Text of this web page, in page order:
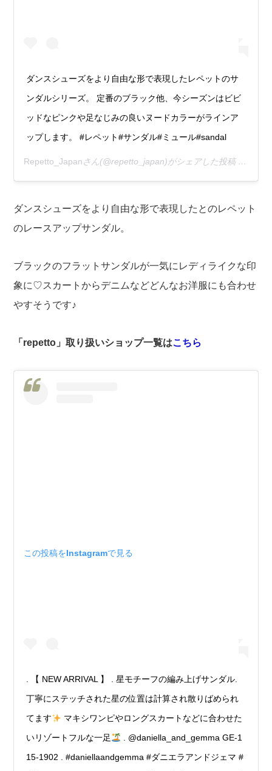
ダンスシューズをより自由な形で表現したレペットのサ
ンダルシリーズ。 定番のブラック他、今シーズンはビビ
ッドなピンクや足なじみの良いヌードカラーがラインア
ップします。 #レペット#サンダル#ミュール#sandal
Repetto_Japanさん(@repetto_japan)がシェアした投稿 –
ダンスシューズをより自由な形で表現したとのレペット
のレースアップサンダル。
ブラックのフラットサンダルが一気にレディライクな印
象に♡スカートからデニムなどどんなお洋服にも合わせ
やすそうです♪
「repetto」取り扱いショップ一覧はこちら
この投稿をInstagramで見る
. 【 NEW ARRIVAL 】 . 星モチーフの編み上げサンダル.
丁寧にステッチされた星の位置は計算され散りばめられ
てます
マキシワンピやロングスカートなどに合わせた
いリゾートフルな一足
. @daniella_and_gemma GE-1
15-1902 . #daniellaandgemma #ダニエラアンドジェマ #